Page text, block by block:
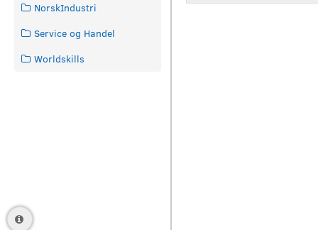
NorskIndustri
Service og Handel
Worldskills